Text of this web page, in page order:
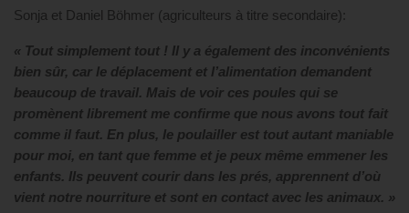
Sonja et Daniel Böhmer (agriculteurs à titre secondaire):
« Tout simplement tout ! Il y a également des inconvénients
bien sûr, car le déplacement et l’alimentation demandent
beaucoup de travail. Mais de voir ces poules qui se
promènent librement me confirme que nous avons tout fait
comme il faut. En plus, le poulailler est tout autant maniable
pour moi, en tant que femme et je peux même emmener les
enfants. Ils peuvent courir dans les prés, apprennent d’où
vient notre nourriture et sont en contact avec les animaux. »